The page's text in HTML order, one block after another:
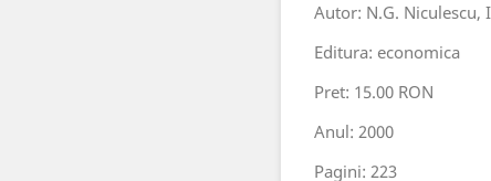
Autor: N.G. Niculescu,
Editura: economica
Pret: 15.00 RON
Anul: 2000
Pagini: 223